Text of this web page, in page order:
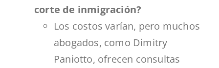
corte de inmigración?
Los costos varían, pero muchos
abogados, como Dimitry
Paniotto, ofrecen consultas